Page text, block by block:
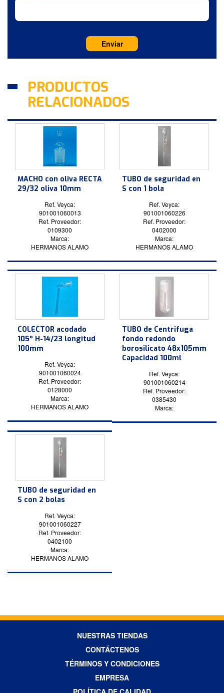
PRODUCTOS
RELACIONADOS
MACHO con oliva RECTA
29/32 oliva 10mm
Ref. Veyca:
901001060013
Ref. Proveedor:
0109300
Marca:
HERMANOS ALAMO
TUBO de seguridad en
S con 1 bola
Ref. Veyca:
901001060226
Ref. Proveedor:
0402000
Marca:
HERMANOS ALAMO
COLECTOR acodado
105º H-14/23 longitud
100mm
Ref. Veyca:
901001060024
Ref. Proveedor:
0128000
Marca:
HERMANOS ALAMO
TUBO de Centrifuga
fondo redondo
borosilicato 48x105mm
Capacidad 100ml
Ref. Veyca:
901001060214
Ref. Proveedor:
0385430
Marca:
TUBO de seguridad en
S con 2 bolas
Ref. Veyca:
901001060227
Ref. Proveedor:
0402100
Marca:
HERMANOS ALAMO
NUESTRAS TIENDAS
CONTÁCTENOS
TÉRMINOS Y CONDICIONES
EMPRESA